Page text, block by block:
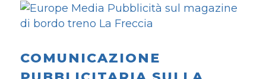
COMUNICAZIONE